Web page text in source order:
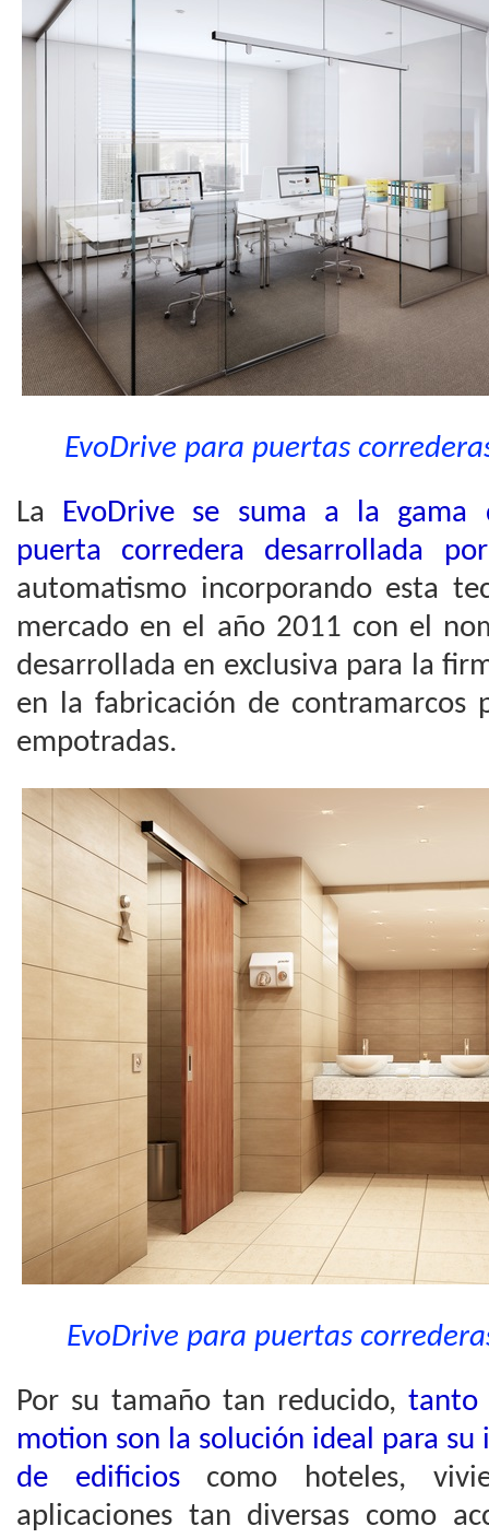
EvoDrive para puertas
La EvoDrive se suma a la gama
puerta corredera desarrollada
automatismo incorporando esta
mercado en el año 2011 con el
desarrollada en exclusiva para la
en la fabricación de contramarcos
empotradas.
EvoDrive para puertas
Por su tamaño tan reducido, tanto
motion son la solución ideal para
de edificioscomo hoteles,
aplicaciones tan diversas como